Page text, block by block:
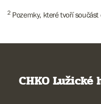
2Pozemky, které tvoří
CHKO Lužické